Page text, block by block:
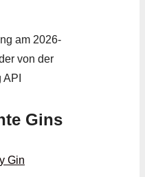
am 2026-
von der
Gins
Gin